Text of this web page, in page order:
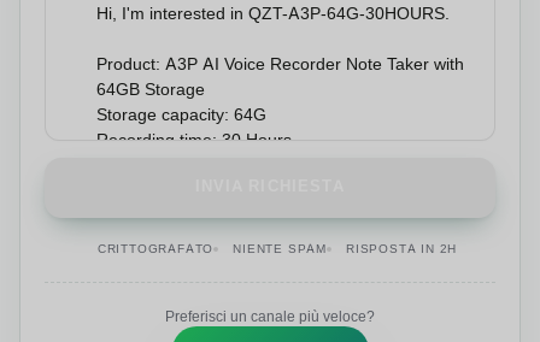
CRITTOGRAFATO NIENTE SPAM RISPOSTA IN 2H
Preferisci un canale più veloce?